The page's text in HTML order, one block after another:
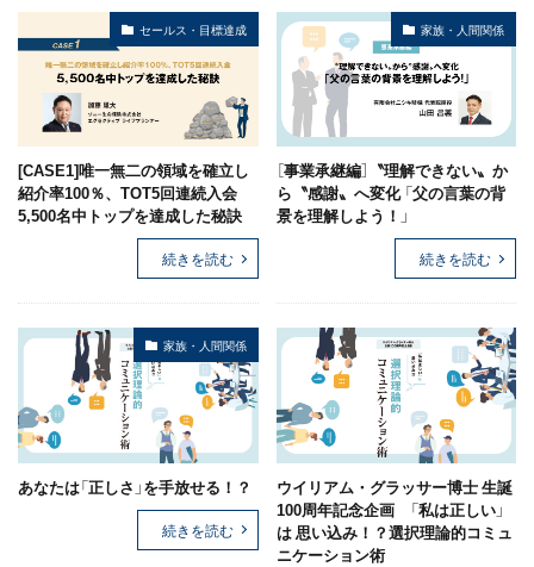
セールス・目標達成
[CASE1]唯一無二の領域を確立し
紹介率100％、TOT5回連続入会
5,500名中トップを達成した秘訣
続きを読む
家族・人間関係
［事業承継編］〝理解できない〟か
ら〝感謝〟へ変化 「父の言葉の背
景を理解しよう！」
続きを読む
家族・人間関係
あなたは「正しさ」を手放せる！？
続きを読む
ウイリアム・グラッサー博士 生誕
100周年記念企画 「私は正しい」
は 思い込み！？選択理論的コミュ
ニケーション術
タグ
組織力 目標設定 社会貢献
事業戦略
人材育成
自己管理 夢 日本青年会議所
検索